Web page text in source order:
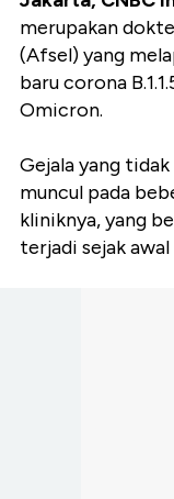
merupakan
(Afsel) yang
baru corona
Omicron.
Gejala yang
muncul pada
kliniknya, yang
terjadi sejak